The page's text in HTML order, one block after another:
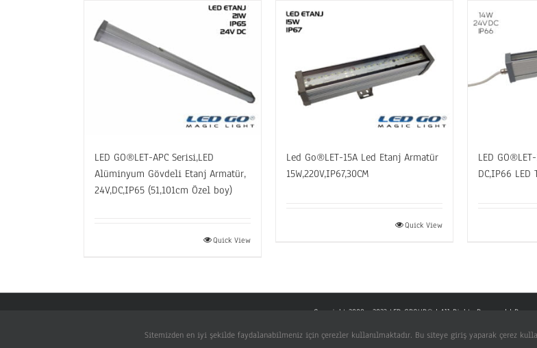
LED GO®LET-APC Serisi,LED
Alüminyum Gövdeli Etanj Armatür,
24V,DC,IP65 (51,101cm Özel boy)
Quick View
Led Go®LET-15A Led Etanj Armatür
15W,220V,IP67,30CM
Quick View
LED
DC,IP66 LED
Copyright 2008 - 2023 LED GROUP® | All Rights Reserved |
Facebook
Sitemizden en iyi şekilde faydalanabilmeniz için çerezler kullanılmaktadır. Bu siteye giriş yaparak çerez